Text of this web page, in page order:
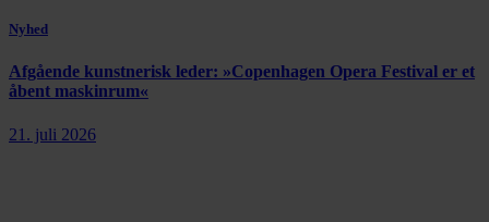
Nyhed
Afgående kunstnerisk leder: »Copenhagen Opera Festival er et
åbent maskinrum«
21. juli 2026